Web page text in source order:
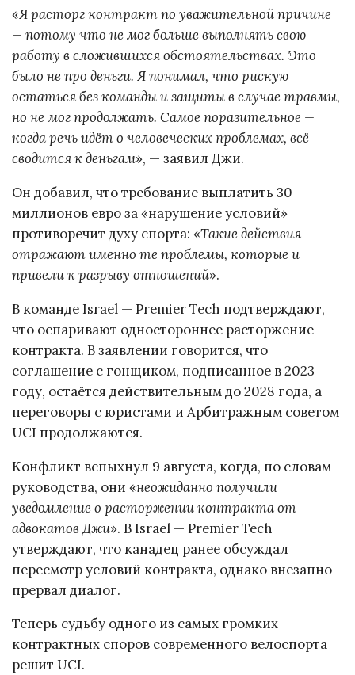
«Я расторг контракт по уважительной причине
— потому что не мог больше выполнять свою
работу в сложившихся обстоятельствах. Это
было не про деньги. Я понимал, что рискую
остаться без команды и защиты в случае травмы,
но не мог продолжать. Самое поразительное —
когда речь идёт о человеческих проблемах, всё
сводится к деньгам», — заявил Джи.
Он добавил, что требование выплатить 30
миллионов евро за «нарушение условий»
противоречит духу спорта: «Такие действия
отражают именно те проблемы, которые и
привели к разрыву отношений».
В команде Israel — Premier Tech подтверждают,
что оспаривают одностороннее расторжение
контракта. В заявлении говорится, что
соглашение с гонщиком, подписанное в 2023
году, остаётся действительным до 2028 года, а
переговоры с юристами и Арбитражным советом
UCI продолжаются.
Конфликт вспыхнул 9 августа, когда, по словам
руководства, они «неожиданно получили
уведомление о расторжении контракта от
адвокатов Джи». В Israel — Premier Tech
утверждают, что канадец ранее обсуждал
пересмотр условий контракта, однако внезапно
прервал диалог.
Теперь судьбу одного из самых громких
контрактных споров современного велоспорта
решит UCI.